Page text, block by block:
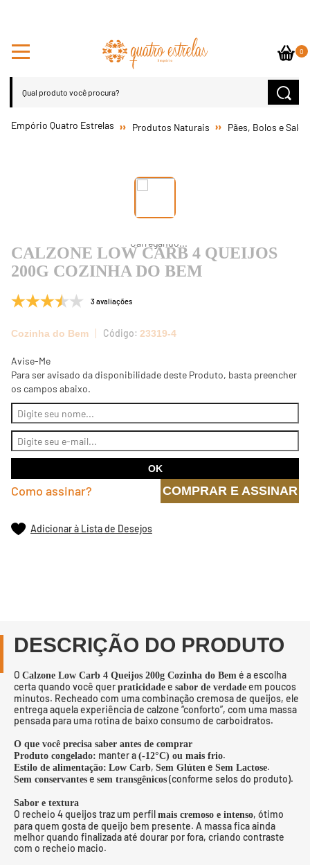
0
Produtos Naturais Pães, Bolos e
CALZONE LOW CARB 4 QUEIJOS
200G COZINHA DO BEM
3 avaliações
Cozinha do Bem 23319-4
Avise-Me
Para ser avisado da disponibilidade deste Produto, basta preencher
os campos abaixo.
Como assinar? COMPRAR E ASSINAR
Adicionar à Lista de Desejos
DESCRIÇÃO DO PRODUTO
O Calzone Low Carb 4 Queijos 200g Cozinha do Bem é a escolha
certa quando você quer praticidade e sabor de verdade em poucos
minutos. Recheado com uma combinação cremosa de queijos, ele
entrega aquela experiência de calzone “conforto”, com uma massa
pensada para uma rotina de baixo consumo de carboidratos.
O que você precisa saber antes de comprar
Produto congelado: manter a (-12°C) ou mais frio.
Estilo de alimentação: Low Carb, Sem Glúten e Sem Lactose.
Sem conservantes e sem transgênicos (conforme selos do produto).
Sabor e textura
O recheio 4 queijos traz um perfil mais cremoso e intenso, ótimo
para quem gosta de queijo bem presente. A massa fica ainda
melhor quando finalizada até dourar por fora, criando contraste
com o recheio macio.